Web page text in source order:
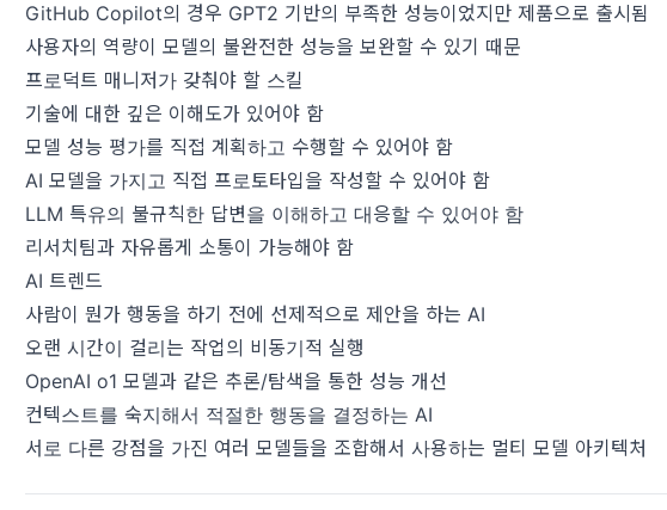
GitHub Copilot의 경우 GPT2 기반의 부족한 성능이었지만 제품으로 출시됨
사용자의 역량이 모델의 불완전한 성능을 보완할 수 있기 때문
프로덕트 매니저가 갖춰야 할 스킬
기술에 대한 깊은 이해도가 있어야 함
모델 성능 평가를 직접 계획하고 수행할 수 있어야 함
AI 모델을 가지고 직접 프로토타입을 작성할 수 있어야 함
LLM 특유의 불규칙한 답변을 이해하고 대응할 수 있어야 함
리서치팀과 자유롭게 소통이 가능해야 함
AI 트렌드
사람이 뭔가 행동을 하기 전에 선제적으로 제안을 하는 AI
오랜 시간이 걸리는 작업의 비동기적 실행
OpenAI o1 모델과 같은 추론/탐색을 통한 성능 개선
컨텍스트를 숙지해서 적절한 행동을 결정하는 AI
서로 다른 강점을 가진 여러 모델들을 조합해서 사용하는 멀티 모델 아키텍처